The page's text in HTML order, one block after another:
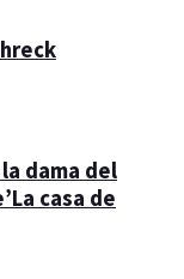
dama del
casa de